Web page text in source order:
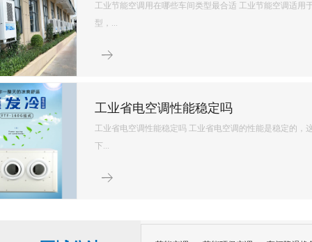
高发热车间降温攻略！
注塑、五金、锻造、焊接等高发热车间，是夏季降温的重难点。生产设备持续散
畅，室内温度常年居高不下，远超普通车间，工人作业燥热难耐，设备长期高温运